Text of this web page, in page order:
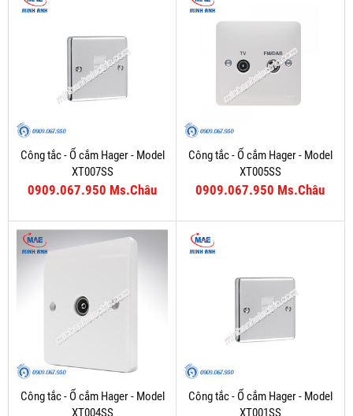
Công tắc - Ổ cắm Hager - Model
XT007SS
0909.067.950 Ms.Châu
Công tắc - Ổ cắm Hager - Model
XT005SS
0909.067.950 Ms.Châu
Công tắc - Ổ cắm Hager - Model
XT004SS
Công tắc - Ổ cắm Hager - Model
XT001SS